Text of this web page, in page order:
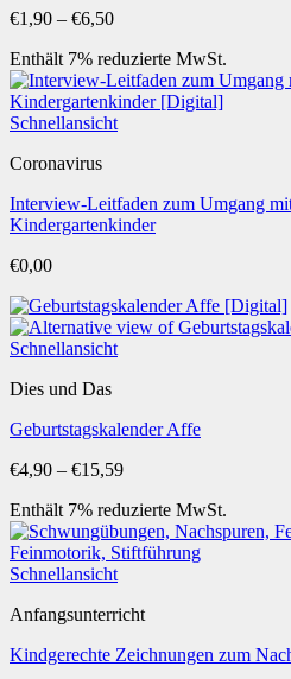
€1,90 – €6,50Preisspanne:
bis
€6,50
Enthält 7% reduzierte MwSt.
Schnellansicht
Coronavirus
Interview-Leitfaden zum Umgang
Kindergartenkinder
€0,00
Schnellansicht
Dies und Das
Geburtstagskalender Affe
€4,90 – €15,59Preisspanne:
bis
€15,59
Enthält 7% reduzierte MwSt.
Schnellansicht
Anfangsunterricht
Kindgerechte Zeichnungen zum